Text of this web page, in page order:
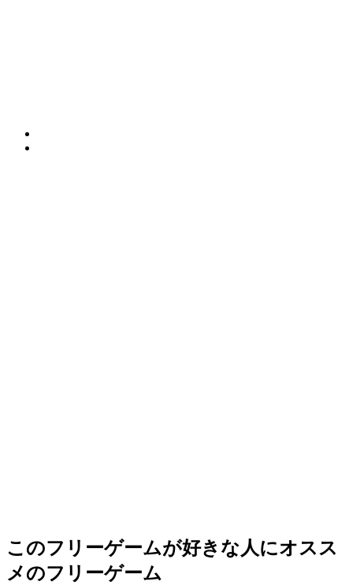
このフリーゲームが好きな人にオスス
メのフリーゲーム